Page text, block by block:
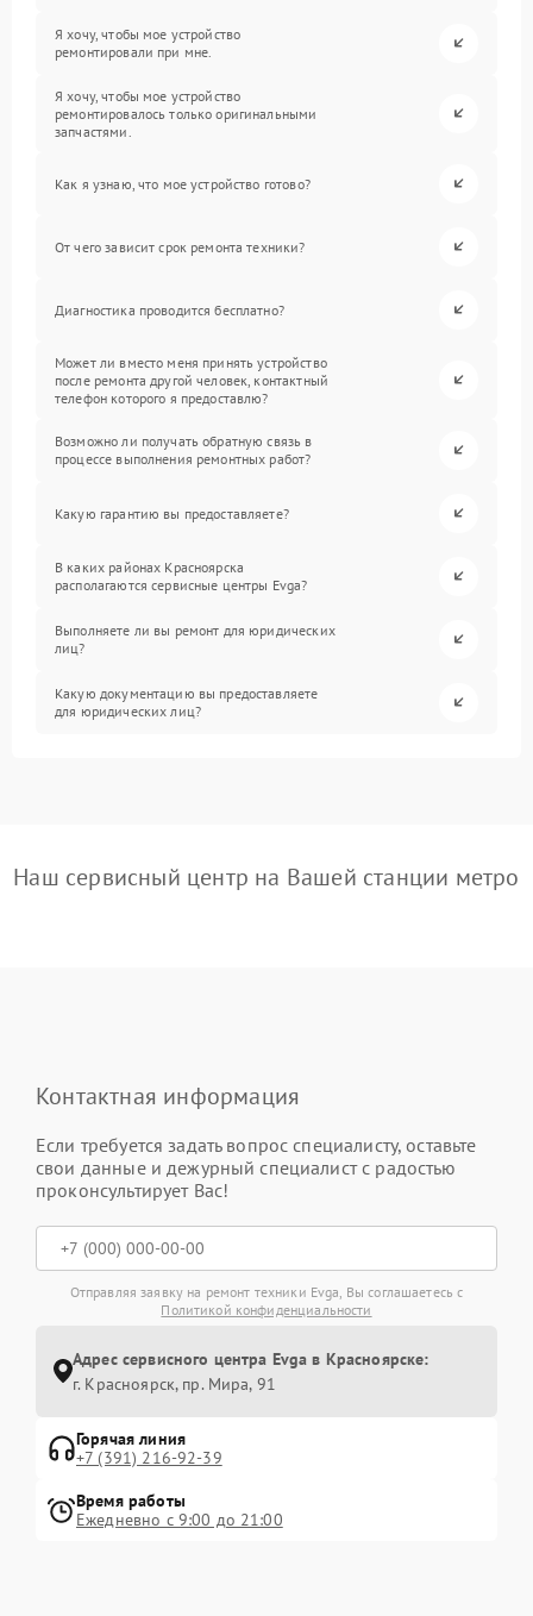
Я хочу, чтобы мое устройство
ремонтировали при мне.
Я хочу, чтобы мое устройство
ремонтировалось только оригинальными
запчастями.
Как я узнаю, что мое устройство готово?
От чего зависит срок ремонта техники?
Диагностика проводится бесплатно?
Может ли вместо меня принять устройство
после ремонта другой человек, контактный
телефон которого я предоставлю?
Возможно ли получать обратную связь в
процессе выполнения ремонтных работ?
Какую гарантию вы предоставляете?
В каких районах Красноярска
располагаются сервисные центры Evga?
Выполняете ли вы ремонт для юридических
лиц?
Какую документацию вы предоставляете
для юридических лиц?
Наш сервисный центр на Вашей станции метро
Контактная информация
Если требуется задать вопрос специалисту, оставьте
свои данные и дежурный специалист с радостью
проконсультирует Вас!
Отправляя заявку на ремонт техники Evga, Вы соглашаетесь с
Политикой конфиденциальности
Адрес сервисного центра Evga в Красноярске:
г. Красноярск, ​пр. Мира, 91
Горячая линия
+7 (391) 216-92-39
Время работы
Ежедневно с 9:00 до 21:00